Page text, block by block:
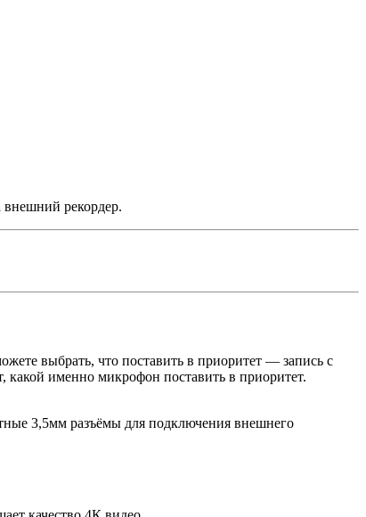
рекордер.
выбрать, что поставить в приоритет — запись с
какой именно микрофон поставить в приоритет.
3,5мм разъёмы для подключения внешнего